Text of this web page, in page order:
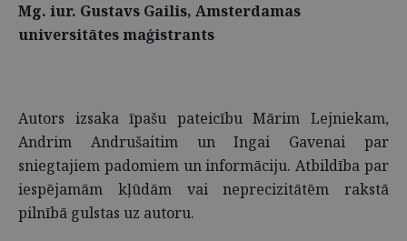
Mg. iur. Gustavs Gailis, Amsterdamas
universitātes maģistrants
Autors izsaka īpašu pateicību Mārim Lejniekam,
Andrim Andrušaitim un Ingai Gavenai par
sniegtajiem padomiem un informāciju. Atbildība par
iespējamām kļūdām vai neprecizitātēm rakstā
pilnībā gulstas uz autoru.